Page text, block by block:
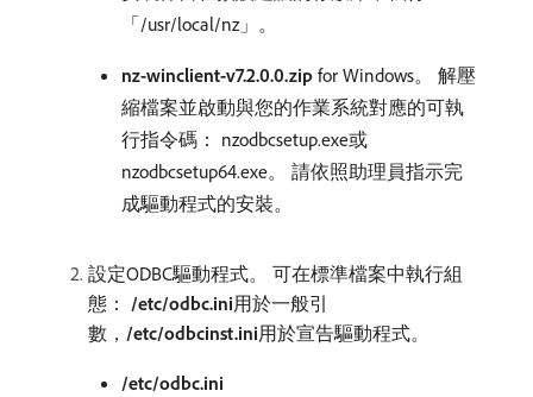
「/usr/local/nz」。
nz-winclient-v7.2.0.0.zip for Windows。 解壓
縮檔案並啟動與您的作業系統對應的可執
行指令碼： nzodbcsetup.exe或
nzodbcsetup64.exe。 請依照助理員指示完
成驅動程式的安裝。
設定ODBC驅動程式。 可在標準檔案中執行組
態： /etc/odbc.ini​用於一般引
數， /etc/odbcinst.ini​用於宣告驅動程式。
/etc/odbc.ini